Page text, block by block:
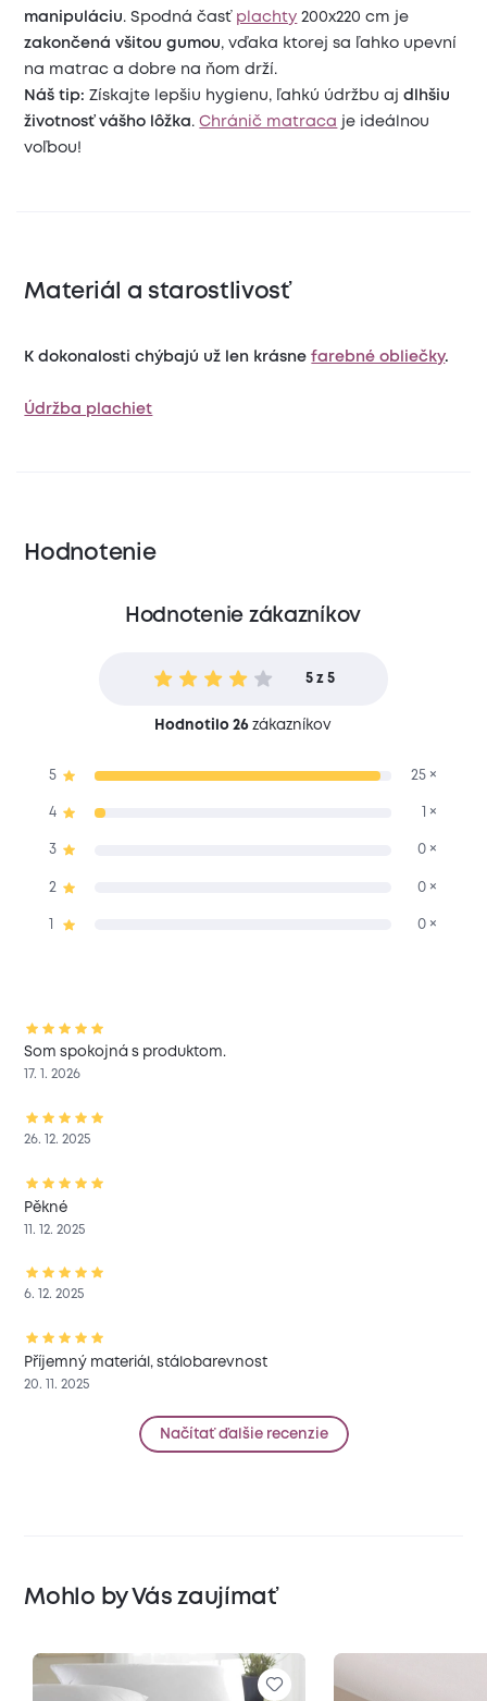
manipuláciu. Spodná časť plachty 200x220 cm je
zakončená všitou gumou, vďaka ktorej sa ľahko upevní
na matrac a dobre na ňom drží.
Náš tip: Získajte lepšiu hygienu, ľahkú údržbu ajdlhšiu
životnosť vášho lôžka.Chránič matraca je ideálnou
voľbou!
Materiál a starostlivosť
K dokonalosti chýbajú už len krásnefarebné obliečky.
Údržba plachiet
Hodnotenie
Hodnotenie zákazníkov
5 z 5
Hodnotilo 26 zákazníkov
5 25 ×
4 1 ×
3 0 ×
2 0 ×
0 ×
Som spokojná s produktom.
17. 1. 2026
26. 12. 2025
Pěkné
11. 12. 2025
6. 12. 2025
Příjemný materiál, stálobarevnost
20. 11. 2025
Načítať ďalšie recenzie
Mohlo by Vás zaujímať